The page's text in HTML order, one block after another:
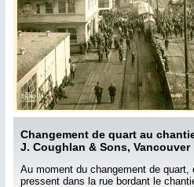
Changement de quart au
J. Coughlan & Sons, Vancouver
Au moment du changement de quart,
pressent dans la rue bordant le